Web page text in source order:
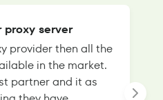
server
provider then all the
in the market.
partner and it as